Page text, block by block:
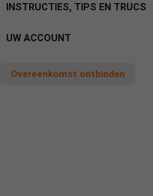
INSTRUCTIES, TIPS EN TRUCS
UW ACCOUNT
Overeenkomst ontbinden